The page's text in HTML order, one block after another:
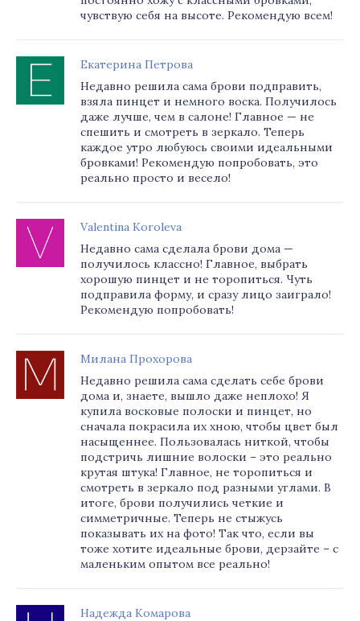
чувствую себя на высоте. Рекомендую всем!
Екатерина Петрова
Недавно решила сама брови подправить,
взяла пинцет и немного воска. Получилось
даже лучше, чем в салоне! Главное — не
спешить и смотреть в зеркало. Теперь
каждое утро любуюсь своими идеальными
бровками! Рекомендую попробовать, это
реально просто и весело!
Valentina Koroleva
Недавно сама сделала брови дома —
получилось классно! Главное, выбрать
хорошую пинцет и не торопиться. Чуть
подправила форму, и сразу лицо заиграло!
Рекомендую попробовать!
Милана Прохорова
Недавно решила сама сделать себе брови
дома и, знаете, вышло даже неплохо! Я
купила восковые полоски и пинцет, но
сначала покрасила их хною, чтобы цвет был
насыщеннее. Пользовалась ниткой, чтобы
подстричь лишние волоски – это реально
крутая штука! Главное, не торопиться и
смотреть в зеркало под разными углами. В
итоге, брови получились четкие и
симметричные. Теперь не стыжусь
показывать их на фото! Так что, если вы
тоже хотите идеальные брови, дерзайте – с
маленьким опытом все реально!
Надежда Комарова